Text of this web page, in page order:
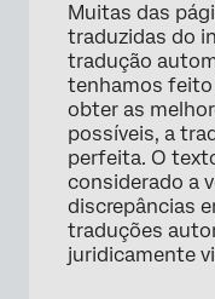
Muitas das
traduzidas do
tradução
tenhamos feito
obter as
possíveis, a
perfeita. O
considerado a
discrepâncias
traduções
juridicamente